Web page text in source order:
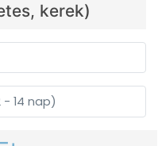
kerek)
- 14 nap)